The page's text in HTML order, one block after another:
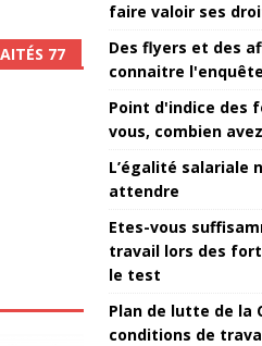
77
faire valoir ses
Des flyers et des
connaitre
Point d'indice des
vous, combien
L’égalité salariale
attendre
Etes-vous
travail lors des
le test
Plan de lutte de la
conditions de